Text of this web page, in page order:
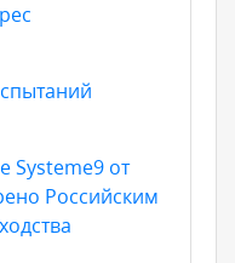
Systeme9 от
Российским